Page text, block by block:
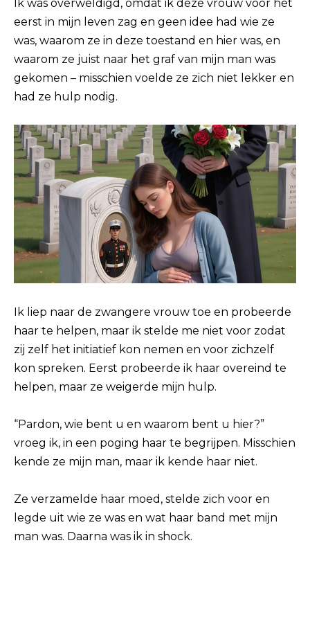
Ik was overweldigd, omdat ik deze vrouw voor het
eerst in mijn leven zag en geen idee had wie ze
was, waarom ze in deze toestand en hier was, en
waarom ze juist naar het graf van mijn man was
gekomen – misschien voelde ze zich niet lekker en
had ze hulp nodig.
Ik liep naar de zwangere vrouw toe en probeerde
haar te helpen, maar ik stelde me niet voor zodat
zij zelf het initiatief kon nemen en voor zichzelf
kon spreken. Eerst probeerde ik haar overeind te
helpen, maar ze weigerde mijn hulp.
“Pardon, wie bent u en waarom bent u hier?”
vroeg ik, in een poging haar te begrijpen. Misschien
kende ze mijn man, maar ik kende haar niet.
Ze verzamelde haar moed, stelde zich voor en
legde uit wie ze was en wat haar band met mijn
man was. Daarna was ik in shock.